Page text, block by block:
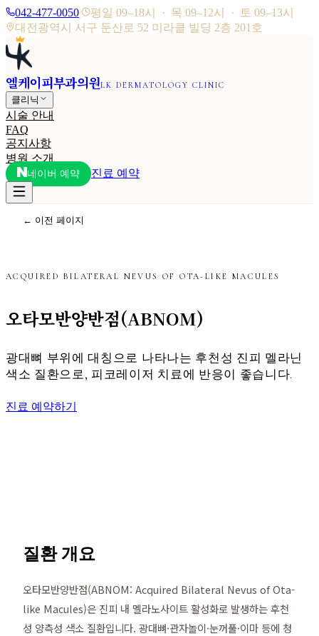
042-477-0050|
평일 09–18시 · 목 09–12시 · 토 09–13시
대전광역시 서구 둔산로 52 미라클 빌딩 2층 201호
엘케이피부과의원LK DERMATOLOGY CLINIC
클리닉
시술 안내
FAQ
공지사항
병원 소개
네이버 예약 진료 예약
← 이전 페이지
ACQUIRED BILATERAL NEVUS OF OTA-LIKE MACULES
오타모반양반점(ABNOM)
광대뼈 부위에 대칭으로 나타나는 후천성 진피 멜라닌
색소 질환으로, 피코레이저 치료에 반응이 좋습니다.
진료 예약하기
질환 개요
오타모반양반점(ABNOM: Acquired Bilateral Nevus of Ota-
like Macules)은 진피 내 멜라노사이트 활성화로 발생하는 후천
성 양측성 색소 질환입니다. 광대뼈·관자놀이·눈꺼풀·이마 등에 청